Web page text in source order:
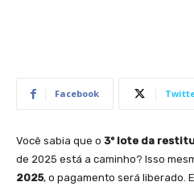
Facebook
Você sabia que o 3º lote da
de 2025 está a caminho? Isso
2025, o pagamento será liberado.